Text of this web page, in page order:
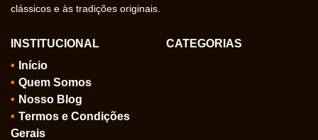
clássicos e às tradições originais.
INSTITUCIONAL
Início
Quem Somos
Nosso Blog
Termos e Condições
Gerais
CATEGORIAS